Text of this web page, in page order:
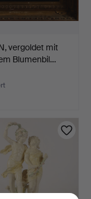
vergoldet mit
Blumenbil…